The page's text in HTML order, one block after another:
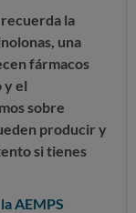
la
una
fármacos
y el
sobre
producir y
si tienes
la AEMPS